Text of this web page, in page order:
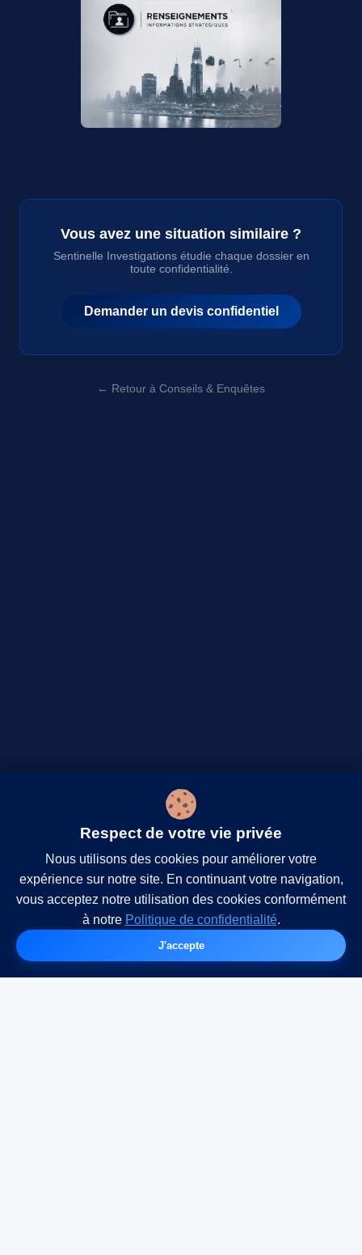
Vous avez une situation similaire ?
Sentinelle Investigations étudie chaque dossier en
toute confidentialité.
Demander un devis confidentiel
← Retour à Conseils & Enquêtes
Respect de votre vie privée
Nous utilisons des cookies pour améliorer votre
expérience sur notre site. En continuant votre navigation,
vous acceptez notre utilisation des cookies conformément
à notre Politique de confidentialité.
J'accepte